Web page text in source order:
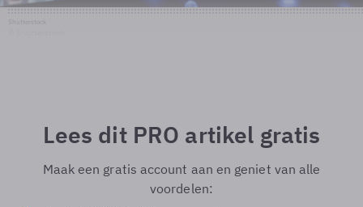
Lees dit PRO artikel gratis
Maak een gratis account aan en geniet van alle
voordelen: